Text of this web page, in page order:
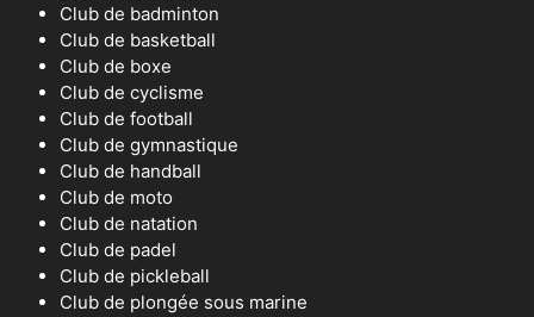
Club de badminton
Club de basketball
Club de boxe
Club de cyclisme
Club de football
Club de gymnastique
Club de handball
Club de moto
Club de natation
Club de padel
Club de pickleball
Club de plongée sous marine